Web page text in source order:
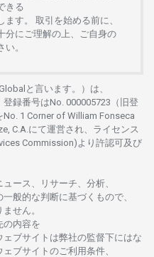
きる
ます。 取引を始める前に、
分に ご理解の 上、 ご自身の
。
と言います。）は、
登録番号はNo. 000005723（旧登
No. 1 Corner of William Fonseca
C.A.にて運営さ れ、 ライセンス
Commission)より許認可及び
ース、リサーチ、分析、
一般的な判断に基づくもので、
ません。
の内容を
ェブサイトは弊社の監督下にはな
ェブサイトの ご利用条件、